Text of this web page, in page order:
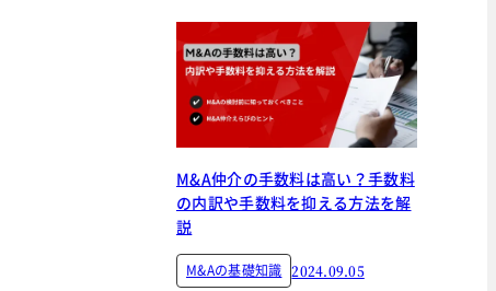
M&A仲介の手数料は高い？手数料
の内訳や手数料を抑える方法を解
説
M&Aの基礎知識 2024.09.05